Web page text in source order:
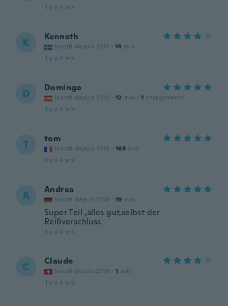
il y a 4 ans
K Kenneth
Inscrit depuis 2017 · 14 avis
il y a 4 ans
D Domingo
Inscrit depuis 2014 · 12 avis · 1 chargements
il y a 4 ans
T tom
Inscrit depuis 2016 · 169 avis
il y a 4 ans
A Andrea
Inscrit depuis 2018 · 19 avis
Super Teil ,alles gut,selbst der
Reißverschluss
il y a 4 ans
C Claude
Inscrit depuis 2018 · 1 avis
il y a 4 ans